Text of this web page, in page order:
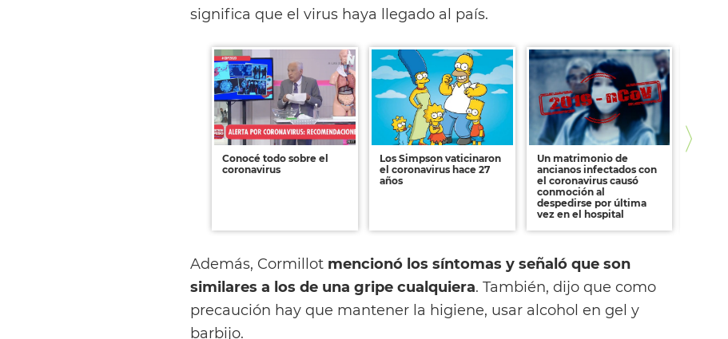
significa que el virus haya llegado al país.
Conocé todo sobre el
coronavirus
Los Simpson vaticinaron
el coronavirus hace 27
años
Un matrimonio de
ancianos infectados con
el coronavirus causó
conmoción al
despedirse por última
vez en el hospital
Además, Cormillot mencionó los síntomas y señaló que son
similares a los de una gripe cualquiera. También, dijo que como
precaución hay que mantener la higiene, usar alcohol en gel y
barbijo.